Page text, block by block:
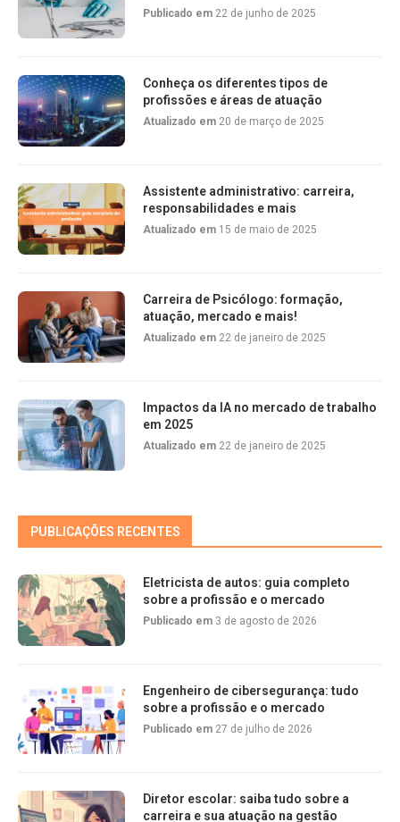
Publicado em 22 de junho de 2025
Conheça os diferentes tipos de
profissões e áreas de atuação
Atualizado em 20 de março de 2025
Assistente administrativo: carreira,
responsabilidades e mais
Atualizado em 15 de maio de 2025
Carreira de Psicólogo: formação,
atuação, mercado e mais!
Atualizado em 22 de janeiro de 2025
Impactos da IA no mercado de trabalho
em 2025
Atualizado em 22 de janeiro de 2025
PUBLICAÇÕES RECENTES
Eletricista de autos: guia completo
sobre a profissão e o mercado
Publicado em 3 de agosto de 2026
Engenheiro de cibersegurança: tudo
sobre a profissão e o mercado
Publicado em 27 de julho de 2026
Diretor escolar: saiba tudo sobre a
carreira e sua atuação na gestão